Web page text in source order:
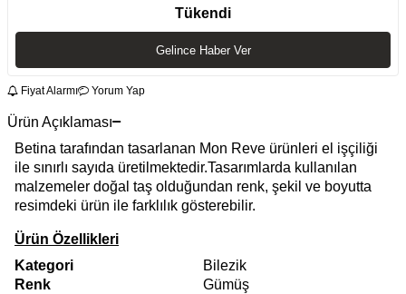
Tükendi
Gelince Haber Ver
Fiyat Alarmı Yorum Yap
Ürün Açıklaması
Betina tarafından tasarlanan Mon Reve ürünleri el işçiliği
ile sınırlı sayıda üretilmektedir.Tasarımlarda kullanılan
malzemeler doğal taş olduğundan renk, şekil ve boyutta
resimdeki ürün ile farklılık gösterebilir.
Ürün Özellikleri
Kategori
Bilezik
Renk
Gümüş